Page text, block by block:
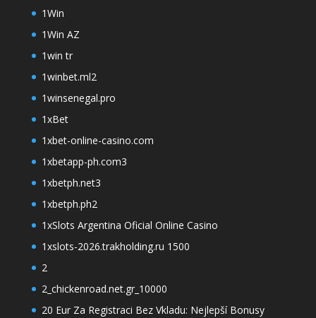
1Win
1Win AZ
1win tr
1winbet.ml2
1winsenegal.pro
1xBet
1xbet-online-casino.com
1xbetapp-ph.com3
1xbetph.net3
1xbetph.ph2
1xSlots Argentina Oficial Online Casino
1xslots-2026.trakholding.ru 1500
2
2_chickenroad.net.gr_10000
20 Eur Za Registraci Bez Vkladu: Nejlepší Bonusy